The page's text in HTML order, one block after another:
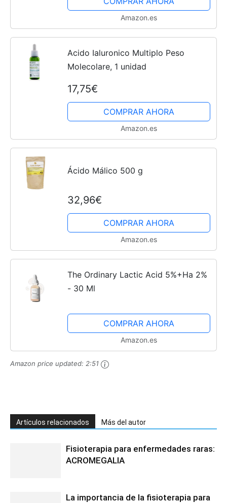
Amazon.es
Acido Ialuronico Multiplo Peso
Molecolare, 1 unidad
17,75€
COMPRAR AHORA
Amazon.es
Ácido Málico 500 g
32,96€
COMPRAR AHORA
Amazon.es
The Ordinary Lactic Acid 5%+Ha 2%
- 30 Ml
COMPRAR AHORA
Amazon.es
Amazon price updated: 2:51
Artículos relacionados Más del autor
Fisioterapia para enfermedades raras:
ACROMEGALIA
La importancia de la fisioterapia para